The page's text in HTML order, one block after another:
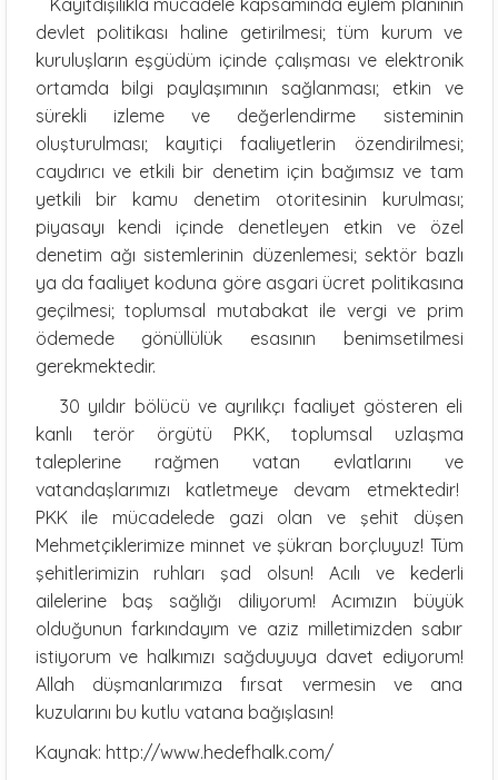
Kayıtdışılıkla mücadele kapsamında eylem planının
devlet politikası haline getirilmesi; tüm kurum ve
kuruluşların eşgüdüm içinde çalışması ve elektronik
ortamda bilgi paylaşımının sağlanması; etkin ve
sürekli izleme ve değerlendirme sisteminin
oluşturulması; kayıtiçi faaliyetlerin özendirilmesi;
caydırıcı ve etkili bir denetim için bağımsız ve tam
yetkili bir kamu denetim otoritesinin kurulması;
piyasayı kendi içinde denetleyen etkin ve özel
denetim ağı sistemlerinin düzenlemesi; sektör bazlı
ya da faaliyet koduna göre asgari ücret politikasına
geçilmesi; toplumsal mutabakat ile vergi ve prim
ödemede gönüllülük esasının benimsetilmesi
gerekmektedir.
30 yıldır bölücü ve ayrılıkçı faaliyet gösteren eli
kanlı terör örgütü PKK, toplumsal uzlaşma
taleplerine rağmen vatan evlatlarını ve
vatandaşlarımızı katletmeye devam etmektedir!
PKK ile mücadelede gazi olan ve şehit düşen
Mehmetçiklerimize minnet ve şükran borçluyuz! Tüm
şehitlerimizin ruhları şad olsun! Acılı ve kederli
ailelerine baş sağlığı diliyorum! Acımızın büyük
olduğunun farkındayım ve aziz milletimizden sabır
istiyorum ve halkımızı sağduyuya davet ediyorum!
Allah düşmanlarımıza fırsat vermesin ve ana
kuzularını bu kutlu vatana bağışlasın!
Kaynak: http://www.hedefhalk.com/